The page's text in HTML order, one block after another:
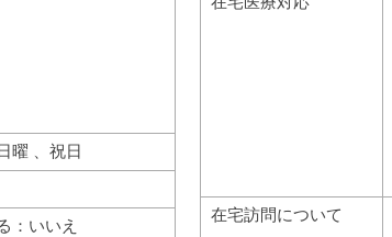
曜 、祝日
：いいえ
在宅訪問について